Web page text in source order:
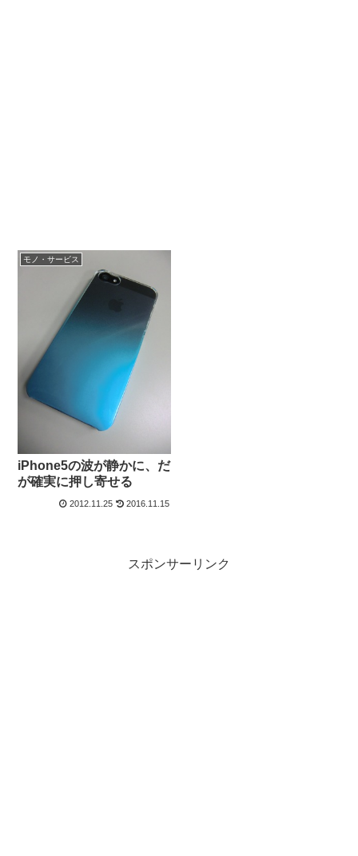
モノ・サービス
iPhone5の波が静かに、だ
が確実に押し寄せる
2012.11.25 2016.11.15
スポンサーリンク